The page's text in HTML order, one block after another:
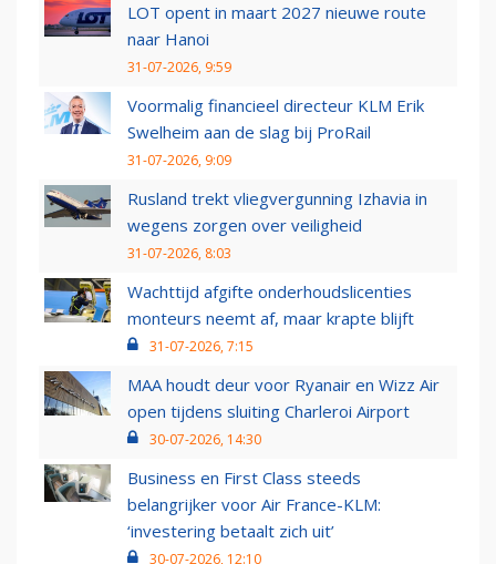
LOT opent in maart 2027 nieuwe route
naar Hanoi
31-07-2026, 9:59
Voormalig financieel directeur KLM Erik
Swelheim aan de slag bij ProRail
31-07-2026, 9:09
Rusland trekt vliegvergunning Izhavia in
wegens zorgen over veiligheid
31-07-2026, 8:03
Wachttijd afgifte onderhoudslicenties
monteurs neemt af, maar krapte blijft
31-07-2026, 7:15
MAA houdt deur voor Ryanair en Wizz Air
open tijdens sluiting Charleroi Airport
30-07-2026, 14:30
Business en First Class steeds
belangrijker voor Air France-KLM:
‘investering betaalt zich uit’
30-07-2026, 12:10